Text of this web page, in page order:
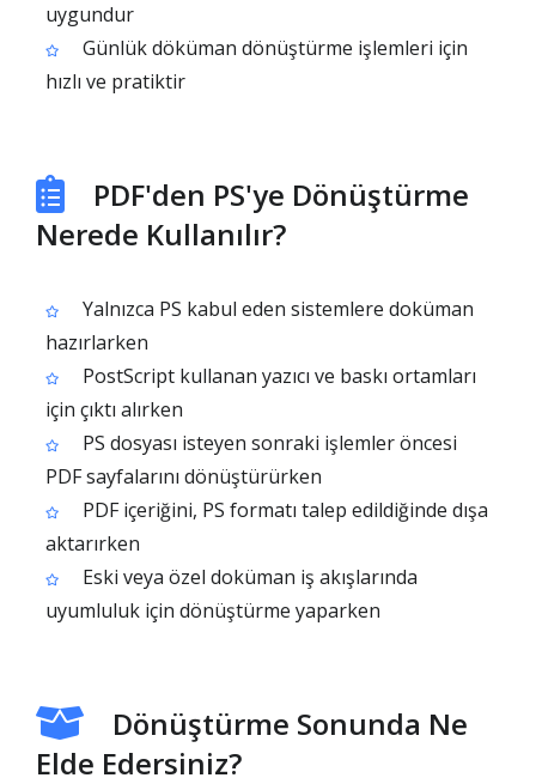
uygundur
Günlük döküman dönüştürme işlemleri için
hızlı ve pratiktir
PDF'den PS'ye Dönüştürme
Nerede Kullanılır?
Yalnızca PS kabul eden sistemlere doküman
hazırlarken
PostScript kullanan yazıcı ve baskı ortamları
için çıktı alırken
PS dosyası isteyen sonraki işlemler öncesi
PDF sayfalarını dönüştürürken
PDF içeriğini, PS formatı talep edildiğinde dışa
aktarırken
Eski veya özel doküman iş akışlarında
uyumluluk için dönüştürme yaparken
Dönüştürme Sonunda Ne
Elde Edersiniz?